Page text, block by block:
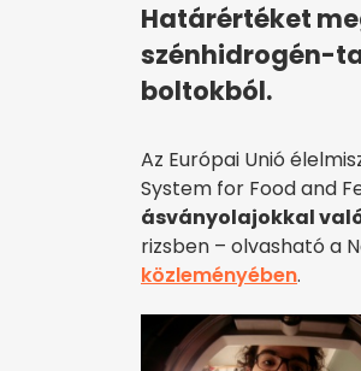
Határértéket
szénhidrogén-
boltokból.
Az Európai Unió
System for Food and
ásványolajokkal
rizsben – olvasható a
közleményében.